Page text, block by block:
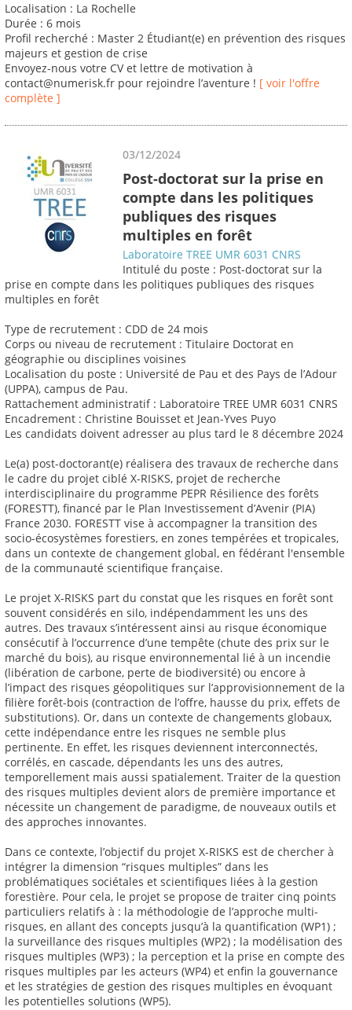
Localisation : La Rochelle
Durée : 6 mois
Profil recherché : Master 2 Étudiant(e) en prévention des risques
majeurs et gestion de crise
Envoyez-nous votre CV et lettre de motivation à
contact@numerisk.fr pour rejoindre l’aventure ! [ voir l'offre
complète ]
03/12/2024
Post-doctorat sur la prise en
compte dans les politiques
publiques des risques
multiples en forêt
Laboratoire TREE UMR 6031 CNRS
Intitulé du poste : Post-doctorat sur la
prise en compte dans les politiques publiques des risques
multiples en forêt
Type de recrutement : CDD de 24 mois
Corps ou niveau de recrutement : Titulaire Doctorat en
géographie ou disciplines voisines
Localisation du poste : Université de Pau et des Pays de l’Adour
(UPPA), campus de Pau.
Rattachement administratif : Laboratoire TREE UMR 6031 CNRS
Encadrement : Christine Bouisset et Jean-Yves Puyo
Les candidats doivent adresser au plus tard le 8 décembre 2024
Le(a) post-doctorant(e) réalisera des travaux de recherche dans
le cadre du projet ciblé X-RISKS, projet de recherche
interdisciplinaire du programme PEPR Résilience des forêts
(FORESTT), financé par le Plan Investissement d’Avenir (PIA)
France 2030. FORESTT vise à accompagner la transition des
socio-écosystèmes forestiers, en zones tempérées et tropicales,
dans un contexte de changement global, en fédérant l'ensemble
de la communauté scientifique française.
Le projet X-RISKS part du constat que les risques en forêt sont
souvent considérés en silo, indépendamment les uns des
autres. Des travaux s’intéressent ainsi au risque économique
consécutif à l’occurrence d’une tempête (chute des prix sur le
marché du bois), au risque environnemental lié à un incendie
(libération de carbone, perte de biodiversité) ou encore à
l’impact des risques géopolitiques sur l’approvisionnement de la
filière forêt-bois (contraction de l’offre, hausse du prix, effets de
substitutions). Or, dans un contexte de changements globaux,
cette indépendance entre les risques ne semble plus
pertinente. En effet, les risques deviennent interconnectés,
corrélés, en cascade, dépendants les uns des autres,
temporellement mais aussi spatialement. Traiter de la question
des risques multiples devient alors de première importance et
nécessite un changement de paradigme, de nouveaux outils et
des approches innovantes.
Dans ce contexte, l’objectif du projet X-RISKS est de chercher à
intégrer la dimension “risques multiples” dans les
problématiques sociétales et scientifiques liées à la gestion
forestière. Pour cela, le projet se propose de traiter cinq points
particuliers relatifs à : la méthodologie de l’approche multi-
risques, en allant des concepts jusqu’à la quantification (WP1) ;
la surveillance des risques multiples (WP2) ; la modélisation des
risques multiples (WP3) ; la perception et la prise en compte des
risques multiples par les acteurs (WP4) et enfin la gouvernance
et les stratégies de gestion des risques multiples en évoquant
les potentielles solutions (WP5).